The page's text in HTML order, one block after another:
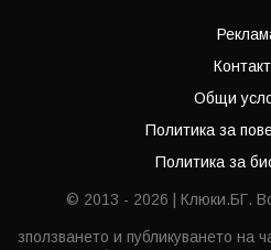
Общи
Политика за
Политика за
© 2013 - 2026 | Клюки.БГ.
зползването и публикуването на